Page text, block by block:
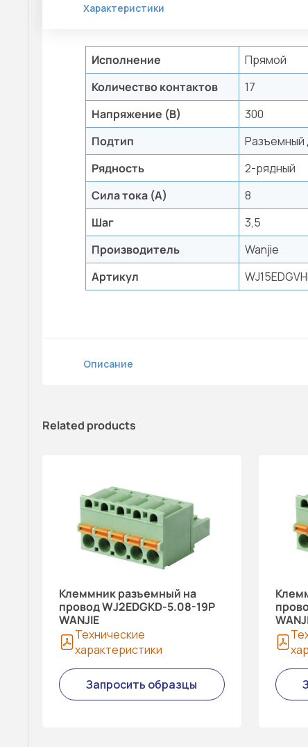
Характеристики
Исполнение
Прямой
Количество контактов
17
Напряжение (В)
300
Подтип
Разъемный
Рядность
2-рядный
Сила тока (А)
8
Шаг
3,5
Производитель
Wanjie
Артикул
Описание
Related products
Клеммник разъемный на
провод WJ2EDGKD-5.08-19P
WANJIE
Технические
характеристики
Запросить образцы